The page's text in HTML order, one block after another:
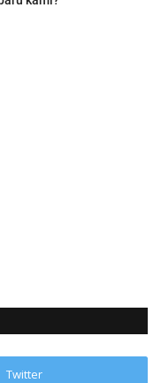
Twitter